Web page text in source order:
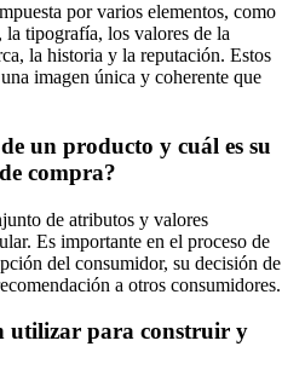
por varios elementos, como
tipografía, los valores de la
la historia y la reputación. Estos
imagen única y coherente que
un producto y cuál es su
compra?
de atributos y valores
Es importante en el proceso de
del consumidor, su decisión de
a otros consumidores.
utilizar para construir y